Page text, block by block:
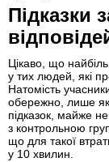
Підказки
Цікаво, що
у тих людей, які
Натомість
обережно, лише
підказок, майже не
з контрольною
що для такої
у 10 хвилин.